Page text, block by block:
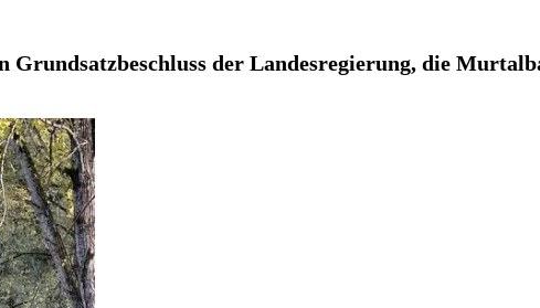
der Landesregierung, die